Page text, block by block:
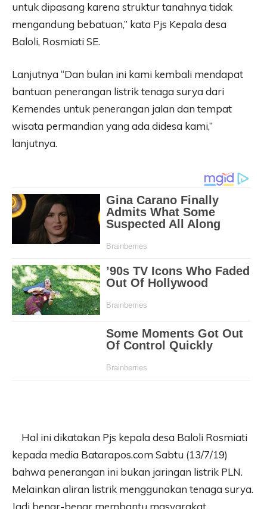
untuk dipasang karena struktur tanahnya tidak
mengandung bebatuan,” kata Pjs Kepala desa
Baloli, Rosmiati SE.
Lanjutnya “Dan bulan ini kami kembali mendapat
bantuan penerangan listrik tenaga surya dari
Kemendes untuk penerangan jalan dan tempat
wisata permandian yang ada didesa kami,”
lanjutnya.
Hal ini dikatakan Pjs kepala desa Baloli Rosmiati
kepada media Batarapos.com Sabtu (13/7/19)
bahwa penerangan ini bukan jaringan listrik PLN.
Melainkan aliran listrik menggunakan tenaga surya.
Jadi benar-benar membantu masyarakat.